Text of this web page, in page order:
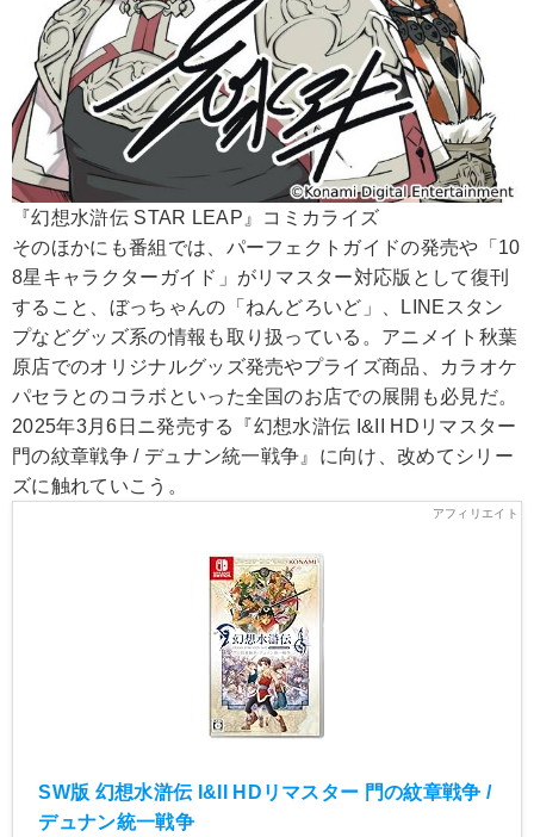
『幻想水滸伝 STAR LEAP』コミカライズ
そのほかにも番組では、パーフェクトガイドの発売や「10
8星キャラクターガイド」がリマスター対応版として復刊
すること、ぼっちゃんの「ねんどろいど」、LINEスタン
プなどグッズ系の情報も取り扱っている。アニメイト秋葉
原店でのオリジナルグッズ発売やプライズ商品、カラオケ
パセラとのコラボといった全国のお店での展開も必見だ。
2025年3月6日ニ発売する『幻想水滸伝 I&II HDリマスター
門の紋章戦争 / デュナン統一戦争』に向け、改めてシリー
ズに触れていこう。
SW版 幻想水滸伝 I&II HDリマスター 門の紋章戦争 /
デュナン統一戦争